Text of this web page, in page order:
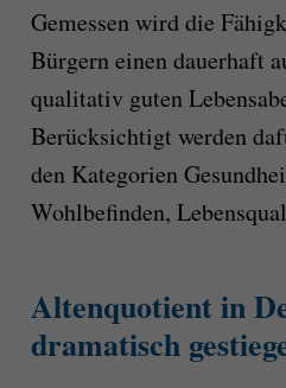
Gemessen wird die
Bürgern einen dauerhaft
qualitativ guten
Berücksichtigt werden
den Kategorien
Wohlbefinden,
Altenquotient in
dramatisch